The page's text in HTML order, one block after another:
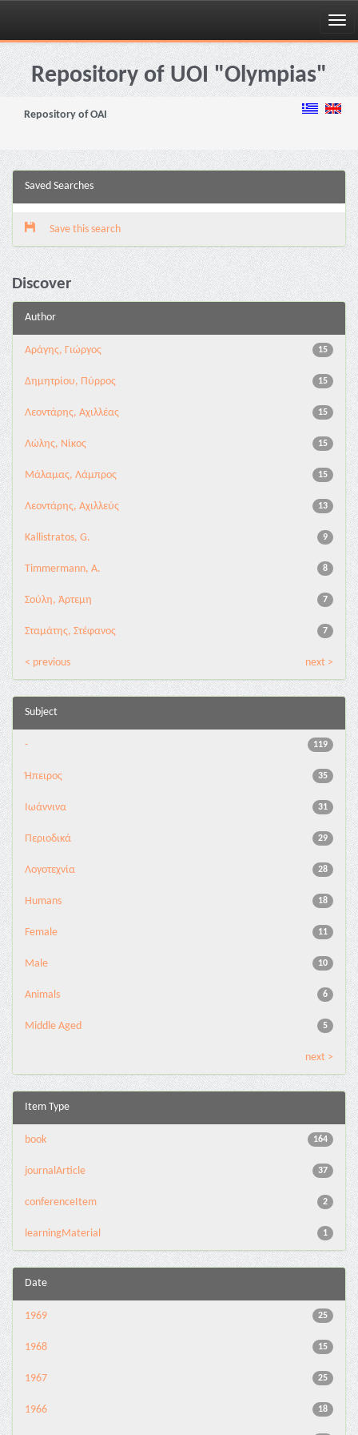
Skip
navigationRepository of UOI "Olympias"
Repository of OAI
Saved Searches
Save this search
Discover
Author
15
Αράγης, Γιώργος
15
Δημητρίου, Πύρρος
15
Λεοντάρης, Αχιλλέας
15
Λώλης, Νίκος
15
Μάλαμας, Λάμπρος
13
Λεοντάρης, Αχιλλεύς
9
Kallistratos, G.
8
Timmermann, A.
7
Σούλη, Άρτεμη
7
Σταμάτης, Στέφανος
< previous next >
Subject
119
-
35
Ήπειρος
31
Ιωάννινα
29
Περιοδικά
28
Λογοτεχνία
18
Humans
11
Female
10
Male
6
Animals
5
Middle Aged
next >
Item Type
164
book
37
journalArticle
2
conferenceItem
1
learningMaterial
Date
25
1969
15
1968
25
1967
18
1966